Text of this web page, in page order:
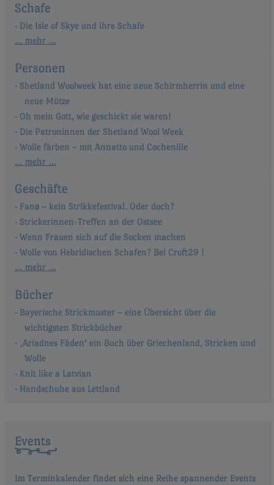
Schafe
Die Isle of Skye und ihre Schafe
… mehr …
Personen
Shetland Woolweek hat eine neue Schirmherrin und eine
neue Mütze
Oh mein Gott, wie geschickt sie waren!
Die Patroninnen der Shetland Wool Week
Wolle färben – mit Annatto und Cochenille
… mehr …
Geschäfte
Fanø – kein Strikkefestival. Oder doch?
Strickerinnen-Treffen an der Ostsee
Wenn Frauen sich auf die Socken machen
Wolle von Hebridischen Schafen? Bei Croft29 !
… mehr …
Bücher
Bayerische Strickmuster – eine Übersicht über die
wichtigsten Strickbücher
‚Ariadnes Fäden‘ ein Buch über Griechenland, Stricken und
Wolle
Knit like a Latvian
Handschuhe aus Lettland
Events
Im Terminkalender findet sich eine Reihe spannender Events